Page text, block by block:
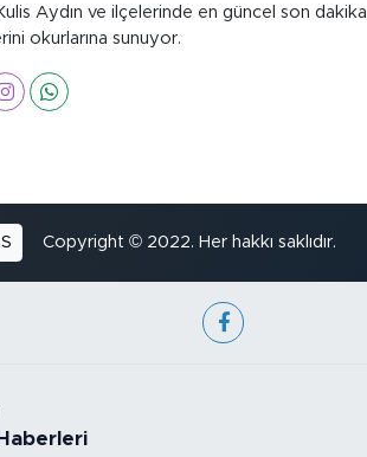
Aydın ve ilçelerinde en güncel son dakika
okurlarına sunuyor.
Copyright © 2022. Her hakkı saklıdır.